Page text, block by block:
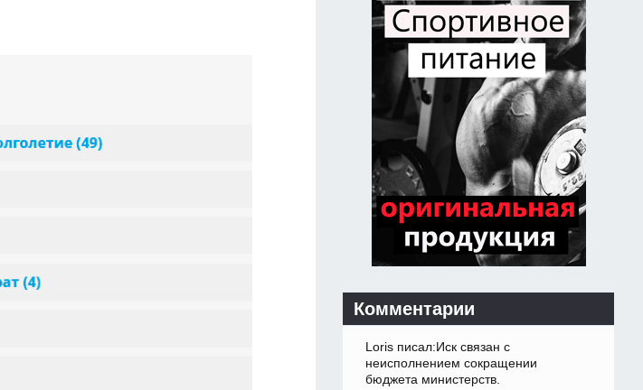
Комментарии
Loris писал:Иск связан с
неисполнением сокращении
бюджета министерств.